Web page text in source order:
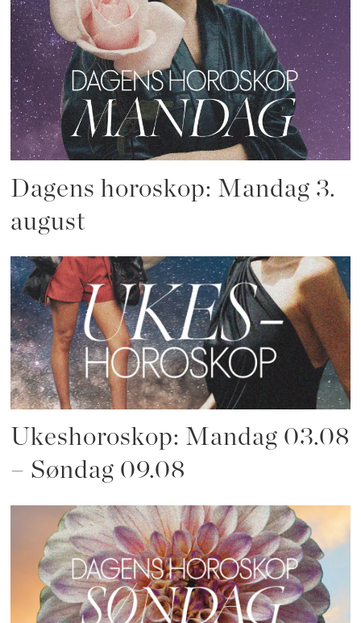
Dagens horoskop: Mandag 3.
august
Ukeshoroskop: Mandag 03.08
– Søndag 09.08